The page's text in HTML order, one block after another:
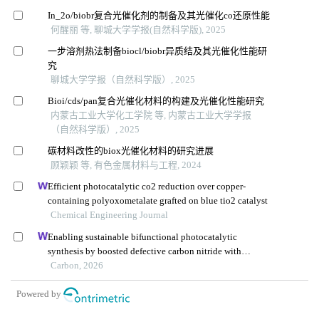
In_2o/biobr复合光催化剂的制备及其光催化co还原性能
何醒丽 等, 聊城大学学报(自然科学版), 2025
一步溶剂热法制备biocl/biobr异质结及其光催化性能研
究
聊城大学学报（自然科学版）, 2025
Bioi/cds/pan复合光催化材料的构建及光催化性能研究
内蒙古工业大学化工学院 等, 内蒙古工业大学学报
（自然科学版）, 2025
碳材料改性的biox光催化材料的研究进展
顾颖颖 等, 有色金属材料与工程, 2024
Efficient photocatalytic co2 reduction over copper-
containing polyoxometalate grafted on blue tio2 catalyst
Chemical Engineering Journal
Enabling sustainable bifunctional photocatalytic
synthesis by boosted defective carbon nitride with
frustrated lewis pairs
Carbon, 2026
Powered by